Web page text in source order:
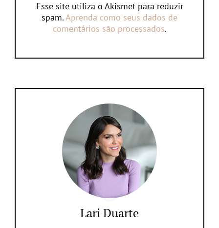
Esse site utiliza o Akismet para reduzir
spam.Aprenda como seus dados de
comentários são processados.
Lari Duarte